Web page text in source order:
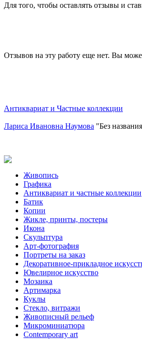
Для того, чтобы оставлять отзывы и
Отзывов на эту работу еще нет. Вы
Антиквариат и Частные коллекции
Лариса Ивановна Наумова "Без
Живопись
Графика
Антиквариат и частные коллекции
Батик
Копии
Жикле, принты, постеры
Икона
Скульптура
Арт-фотография
Портреты на заказ
Декоративное-прикладное
Ювелирное искусство
Мозаика
Артимарка
Куклы
Стекло, витражи
Живописный рельеф
Микроминиатюра
Contemporary art